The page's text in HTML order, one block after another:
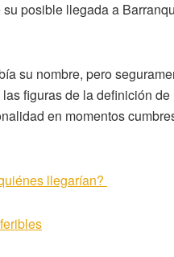
posible llegada a
su nombre, pero
figuras de la definición
en momentos
llegarían?